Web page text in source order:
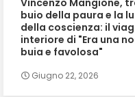
buio della paura e la
della coscienza: il
interiore di "Era una
buia e favolosa"
Giugno 22, 2026